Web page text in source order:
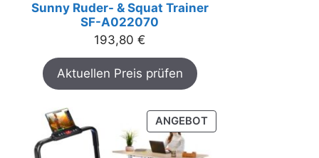
Sunny Ruder- & Squat Trainer
SF-A022070
193,80 €
Aktuellen Preis prüfen
ANGEBOTPRODUKT
IM
ANGEBOT